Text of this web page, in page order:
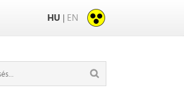
HU | EN